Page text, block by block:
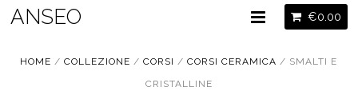
ANSEO €0.00
HOME /COLLEZIONE /CORSI /CORSI CERAMICA / SMALTI E
CRISTALLINE